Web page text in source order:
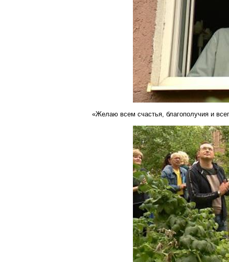
«Желаю всем счастья, благополучия и